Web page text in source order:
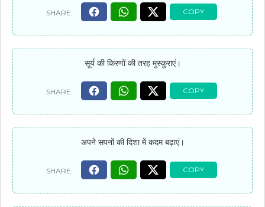
सूर्य की किरणों की तरह मुस्कुराएं।
अपने सपनों की दिशा में कदम बढ़ाएं।